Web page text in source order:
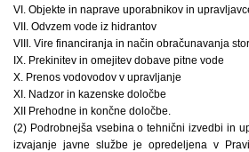
VI. Objekte in naprave uporabnikov in
VII. Odvzem vode iz hidrantov
VIII. Vire financiranja in način obračunavanja
IX. Prekinitev in omejitev dobave pitne vode
X. Prenos vodovodov v upravljanje
XI. Nadzor in kazenske določbe
XII Prehodne in končne določbe.
(2) Podrobnejša vsebina o tehnični izvedbi in
izvajanje javne službe je opredeljena v